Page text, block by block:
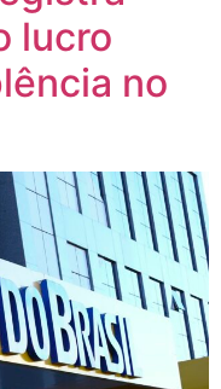
lucro
no